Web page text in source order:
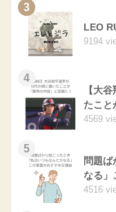
3
LEO
9194
4
【大
たこと
4569
5
問題ば
なる」
4516